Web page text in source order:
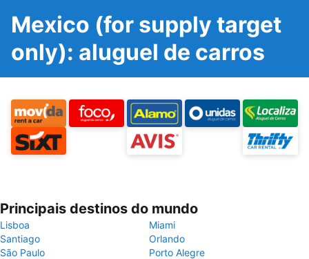
Mexico (for supply target
only): aluguel de carros
Principais destinos do mundo
Lisboa
Miami
Santiago
Orlando
São Paulo
Porto Alegre